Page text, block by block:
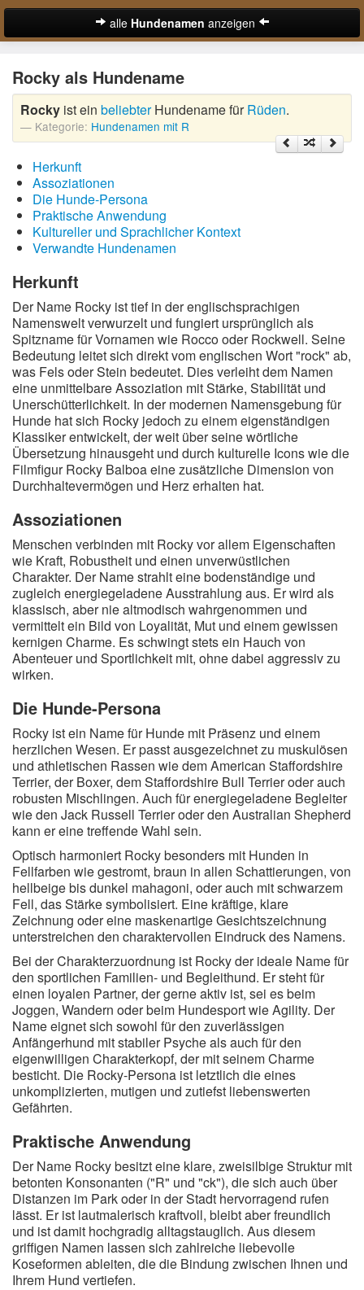
alle Hundenamen anzeigen
Hundenamen für Rüden
Hundenamen für Hündinnen
Beliebteste Hundenamen
Coole Hundenamen
Englische Hundenamen
Lustige Hundenamen
Süße Hundenamen
Hundenamen von A-Z:
A
B C D E F G H
I
J
K L M N O P Q
R
S
T U V W X Y
Rocky als Hundename
Rocky ist ein beliebterHundename fürRüden.
Kategorie: Hundenamen mit R
Herkunft
Assoziationen
Die Hunde-Persona
Praktische Anwendung
Kultureller und Sprachlicher Kontext
Verwandte Hundenamen
Herkunft
Der Name Rocky ist tief in der englischsprachigen
Namenswelt verwurzelt und fungiert ursprünglich als
Spitzname für Vornamen wie Rocco oder Rockwell. Seine
Bedeutung leitet sich direkt vom englischen Wort "rock" ab,
was Fels oder Stein bedeutet. Dies verleiht dem Namen
eine unmittelbare Assoziation mit Stärke, Stabilität und
Unerschütterlichkeit. In der modernen Namensgebung für
Hunde hat sich Rocky jedoch zu einem eigenständigen
Klassiker entwickelt, der weit über seine wörtliche
Übersetzung hinausgeht und durch kulturelle Icons wie die
Filmfigur Rocky Balboa eine zusätzliche Dimension von
Durchhaltevermögen und Herz erhalten hat.
Assoziationen
Menschen verbinden mit Rocky vor allem Eigenschaften
wie Kraft, Robustheit und einen unverwüstlichen
Charakter. Der Name strahlt eine bodenständige und
zugleich energiegeladene Ausstrahlung aus. Er wird als
klassisch, aber nie altmodisch wahrgenommen und
vermittelt ein Bild von Loyalität, Mut und einem gewissen
kernigen Charme. Es schwingt stets ein Hauch von
Abenteuer und Sportlichkeit mit, ohne dabei aggressiv zu
wirken.
Die Hunde-Persona
Rocky ist ein Name für Hunde mit Präsenz und einem
herzlichen Wesen. Er passt ausgezeichnet zu muskulösen
und athletischen Rassen wie dem American Staffordshire
Terrier, der Boxer, dem Staffordshire Bull Terrier oder auch
robusten Mischlingen. Auch für energiegeladene Begleiter
wie den Jack Russell Terrier oder den Australian Shepherd
kann er eine treffende Wahl sein.
Optisch harmoniert Rocky besonders mit Hunden in
Fellfarben wie gestromt, braun in allen Schattierungen, von
hellbeige bis dunkel mahagoni, oder auch mit schwarzem
Fell, das Stärke symbolisiert. Eine kräftige, klare
Zeichnung oder eine maskenartige Gesichtszeichnung
unterstreichen den charaktervollen Eindruck des Namens.
Bei der Charakterzuordnung ist Rocky der ideale Name für
den sportlichen Familien- und Begleithund. Er steht für
einen loyalen Partner, der gerne aktiv ist, sei es beim
Joggen, Wandern oder beim Hundesport wie Agility. Der
Name eignet sich sowohl für den zuverlässigen
Anfängerhund mit stabiler Psyche als auch für den
eigenwilligen Charakterkopf, der mit seinem Charme
besticht. Die Rocky-Persona ist letztlich die eines
unkomplizierten, mutigen und zutiefst liebenswerten
Gefährten.
Praktische Anwendung
Der Name Rocky besitzt eine klare, zweisilbige Struktur mit
betonten Konsonanten ("R" und "ck"), die sich auch über
Distanzen im Park oder in der Stadt hervorragend rufen
lässt. Er ist lautmalerisch kraftvoll, bleibt aber freundlich
und ist damit hochgradig alltagstauglich. Aus diesem
griffigen Namen lassen sich zahlreiche liebevolle
Koseformen ableiten, die die Bindung zwischen Ihnen und
Ihrem Hund vertiefen.